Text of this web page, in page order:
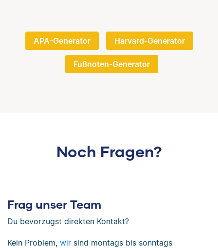
APA-Generator Harvard-Generator
Fußnoten-Generator
Noch Fragen?
Frag unser Team
Du bevorzugst direkten Kontakt?
Kein Problem, wir sind montags bis sonntags